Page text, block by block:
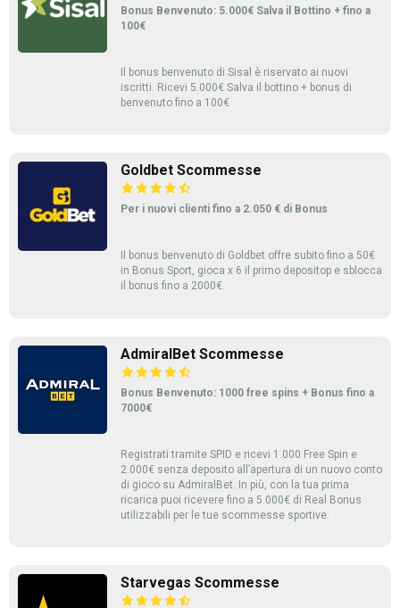
Bonus Benvenuto: 5.000€ Salva il Bottino + fino a
100€
Il bonus benvenuto di Sisal è riservato ai nuovi
iscritti. Ricevi 5.000€ Salva il bottino + bonus di
benvenuto fino a 100€
Goldbet Scommesse
Per i nuovi clienti fino a 2.050 € di Bonus
Il bonus benvenuto di Goldbet offre subito fino a 50€
in Bonus Sport, gioca x 6 il primo depositop e sblocca
il bonus fino a 2000€.
AdmiralBet Scommesse
Bonus Benvenuto: 1000 free spins + Bonus fino a
7000€
Registrati tramite SPID e ricevi 1.000 Free Spin e
2.000€ senza deposito all’apertura di un nuovo conto
di gioco su AdmiralBet. In più, con la tua prima
ricarica puoi ricevere fino a 5.000€ di Real Bonus
utilizzabili per le tue scommesse sportive.
Starvegas Scommesse